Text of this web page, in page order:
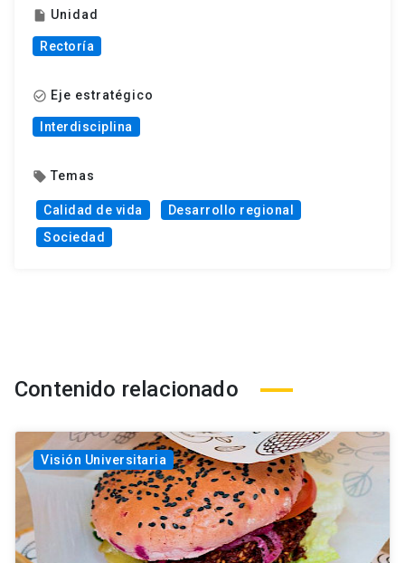
insert_drive_file Unidad
Rectoría
check_circle_outline Eje estratégico
Interdisciplina
local_offer Temas
Calidad de vida
Desarrollo regional
Sociedad
Contenido relacionado
Visión Universitaria